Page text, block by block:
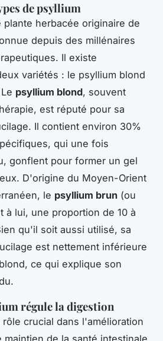
de psyllium
plante herbacée originaire de
depuis des millénaires
Il existe
variétés : le psyllium blond
psyllium blond, souvent
est réputé pour sa
Il contient environ 30%
qui une fois
gonflent pour former un gel
D'origine du Moyen-Orient
le psyllium brun (ou
à lui, une proportion de 10 à
qu'il soit aussi utilisé, sa
est nettement inférieure
ce qui explique son
régule la digestion
crucial dans l'amélioration